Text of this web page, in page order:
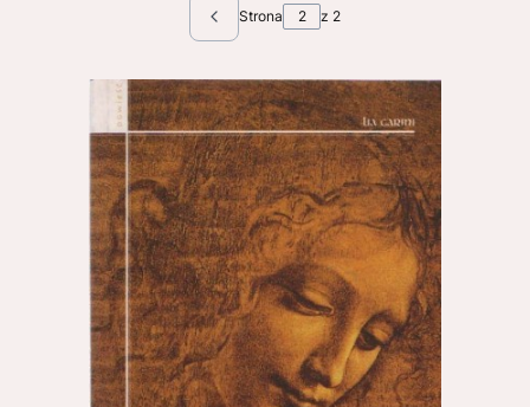
Poprzednie produkty
Strona z 2